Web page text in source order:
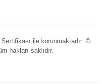
ile korunmaktadır. ©
hakları saklıdır.